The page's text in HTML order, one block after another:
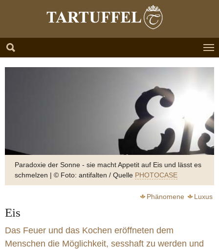
Paradoxie der Sonne - sie macht Appetit auf Eis und lässt es
schmelzen | © Foto: antifalten / Quelle PHOTOCASE
Phänomene Luxus
Eis
Das Feuer und das Kochen eröffneten dem
Menschen die Möglichkeit, sesshaft zu werden und